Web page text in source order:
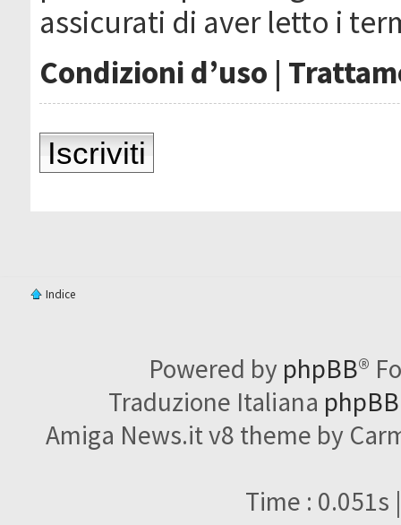
assicurati di aver letto i
Condizioni d’uso |
Iscriviti
Indice
Powered by phpBB®
Traduzione Italiana
Amiga News.it v8 theme by
Time : 0.051s